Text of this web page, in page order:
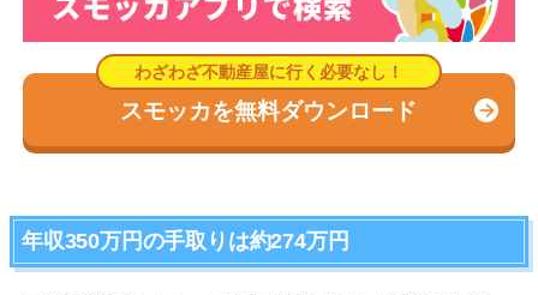
スモッカを無料ダウンロード
年収350万円の手取りは約274万円